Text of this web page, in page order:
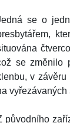
se o
se změnilo
v
vyřezávaných
původního